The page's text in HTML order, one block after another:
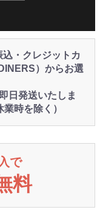
・クレジットカ
）からお選
日発送いたしま
時を除く）
で
料